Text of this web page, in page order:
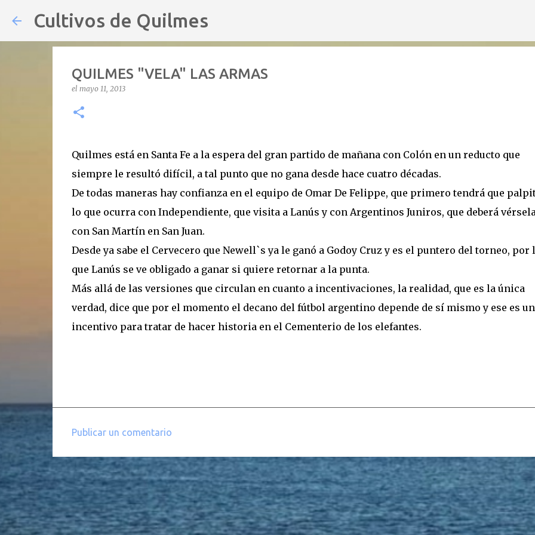
Cultivos de Quilmes
QUILMES "VELA" LAS ARMAS
el mayo 11, 2013
Quilmes está en Santa Fe a la espera del gran partido de mañana con Colón en un reducto que
siempre le resultó difícil, a tal punto que no gana desde hace cuatro décadas.
De todas maneras hay confianza en el equipo de Omar De Felippe, que primero tendrá que
lo que ocurra con Independiente, que visita a Lanús y con Argentinos Juniros, que deberá
con San Martín en San Juan.
Desde ya sabe el Cervecero que Newell`s ya le ganó a Godoy Cruz y es el puntero del torneo, por
que Lanús se ve obligado a ganar si quiere retornar a la punta.
Más allá de las versiones que circulan en cuanto a incentivaciones, la realidad, que es la única
verdad, dice que por el momento el decano del fútbol argentino depende de sí mismo y ese es un
incentivo para tratar de hacer historia en el Cementerio de los elefantes.
o
m
e
n
t
Publicar un comentario